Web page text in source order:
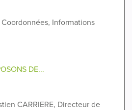
DE...
CARRIERE, Directeur de